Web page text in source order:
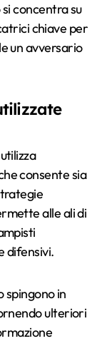
concentra su
chiave per
un avversario
consente sia
alle ali di
difensivi.
spingono in
ulteriori